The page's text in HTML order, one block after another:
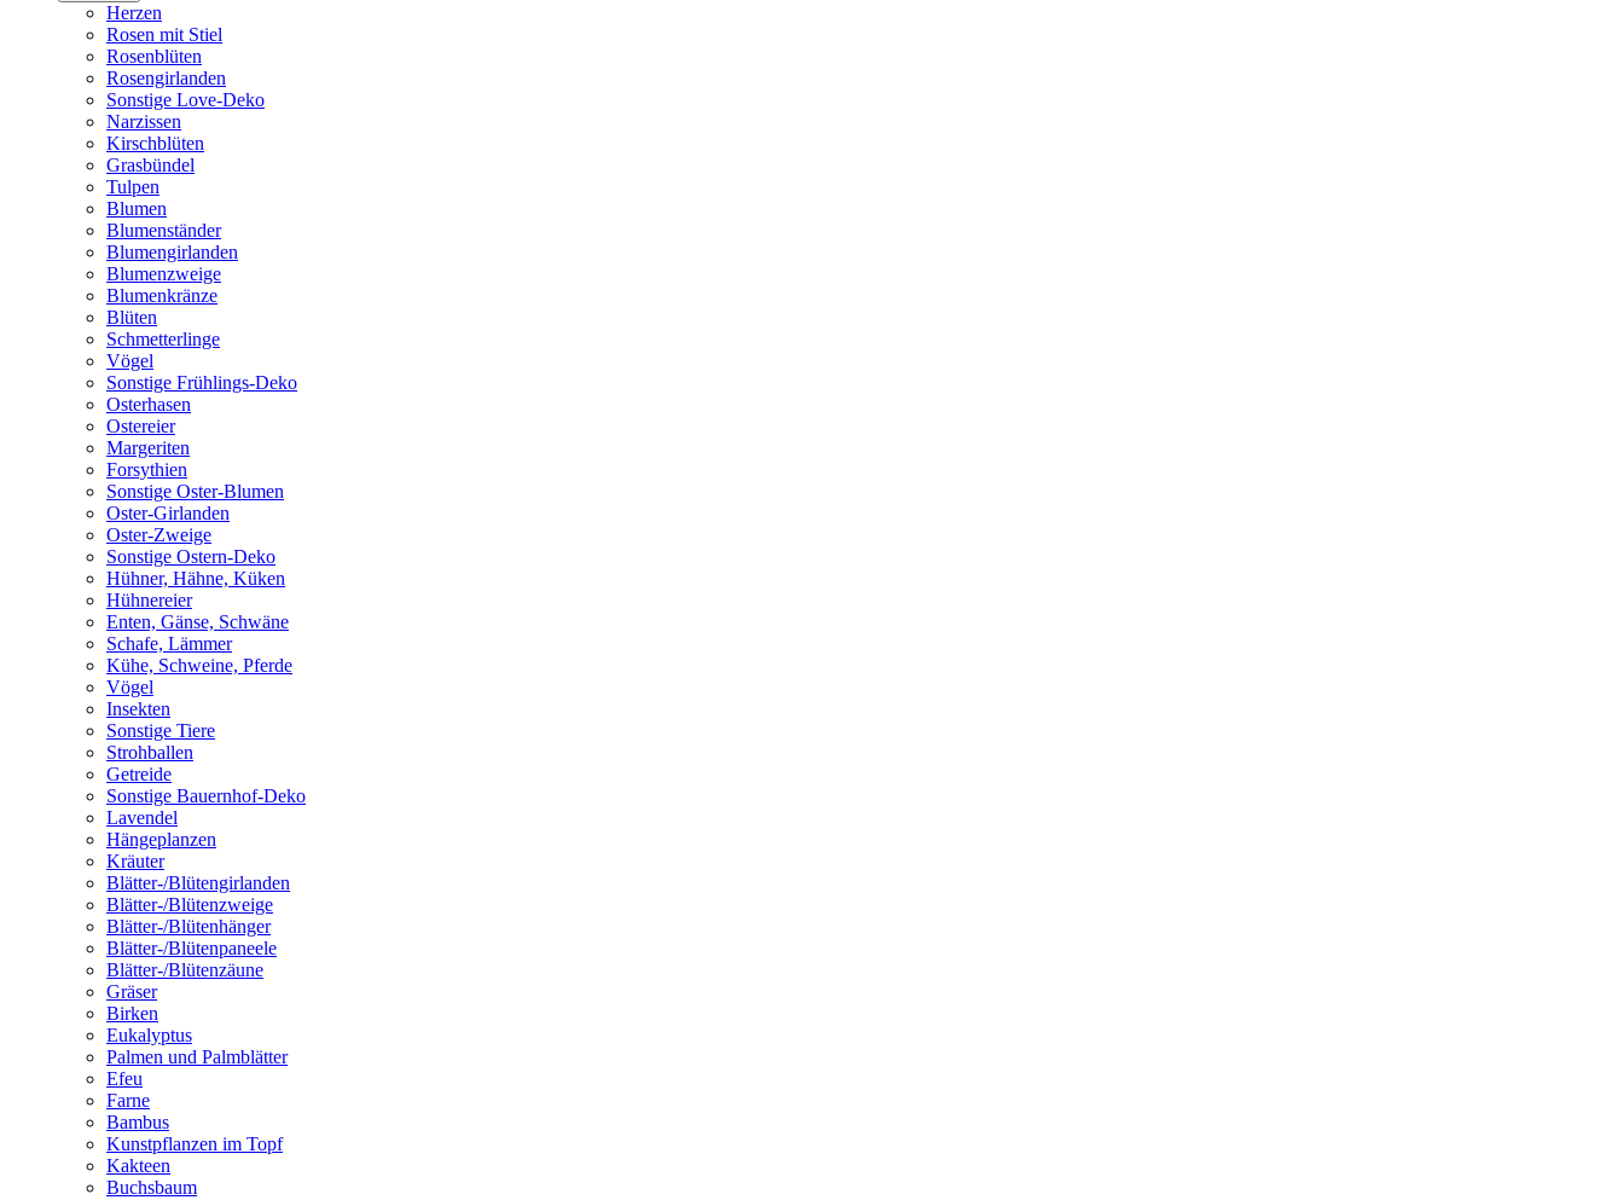
Herzen
Rosen mit Stiel
Rosenblüten
Rosengirlanden
Sonstige Love-Deko
Narzissen
Kirschblüten
Grasbündel
Tulpen
Blumen
Blumenständer
Blumengirlanden
Blumenzweige
Blumenkränze
Blüten
Schmetterlinge
Vögel
Sonstige Frühlings-Deko
Osterhasen
Ostereier
Margeriten
Forsythien
Sonstige Oster-Blumen
Oster-Girlanden
Oster-Zweige
Sonstige Ostern-Deko
Hühner, Hähne, Küken
Hühnereier
Enten, Gänse, Schwäne
Schafe, Lämmer
Kühe, Schweine, Pferde
Vögel
Insekten
Sonstige Tiere
Strohballen
Getreide
Sonstige Bauernhof-Deko
Lavendel
Hängeplanzen
Kräuter
Blätter-/Blütengirlanden
Blätter-/Blütenzweige
Blätter-/Blütenhänger
Blätter-/Blütenpaneele
Blätter-/Blütenzäune
Gräser
Birken
Eukalyptus
Palmen und Palmblätter
Efeu
Farne
Bambus
Kunstpflanzen im Topf
Kakteen
Buchsbaum